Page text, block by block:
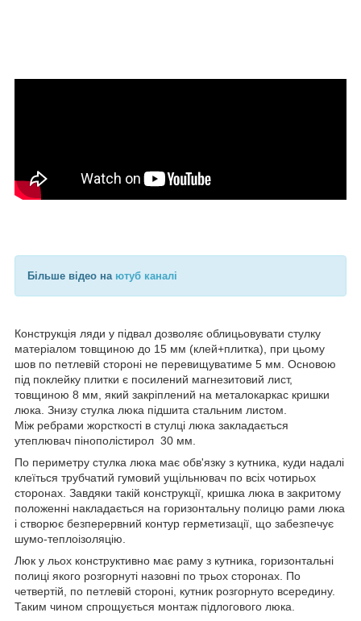
Більше відео на ютуб каналі
Конструкція ляди у підвал дозволяє облицьовувати стулку
матеріалом товщиною до 15 мм (клей+плитка), при цьому
шов по петлевій стороні не перевищуватиме 5 мм. Основою
під поклейку плитки є посилений магнезитовий лист,
товщиною 8 мм, який закріплений на металокаркас кришки
люка. Знизу стулка люка підшита стальним листом.
Між ребрами жорсткості в стулці люка закладається
утеплювач пінополістирол 30 мм.
По периметру стулка люка має обв'язку з кутника, куди надалі
клеїться трубчатий гумовий ущільнювач по всіх чотирьох
сторонах. Завдяки такій конструкції, кришка люка в закритому
положенні накладається на горизонтальну полицю рами люка
і створює безперервний контур герметизації, що забезпечує
шумо-теплоізоляцію.
Люк у льох конструктивно має раму з кутника, горизонтальні
полиці якого розгорнуті назовні по трьох сторонах. По
четвертій, по петлевій стороні, кутник розгорнуто всередину.
Таким чином спрощується монтаж підлогового люка.